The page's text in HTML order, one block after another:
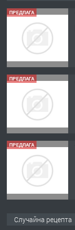
ПРЕДЛАГА
ПРЕДЛАГА
ПРЕДЛАГА
Случайна рецепта